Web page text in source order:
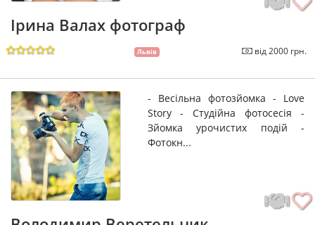
Ірина Валах фотограф
Львів від 2000 грн.
- Весільна фотозйомка - Love
Story - Студійна фотосесія -
Зйомка урочистих подій -
Фотокн...